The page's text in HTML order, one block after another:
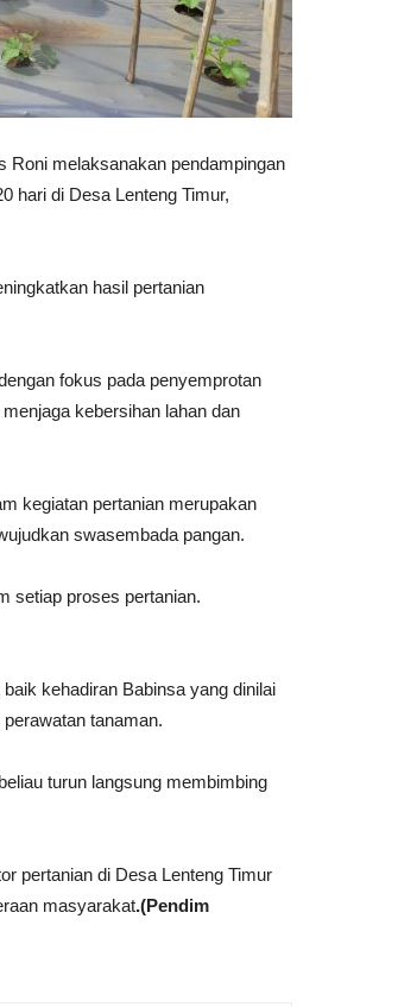
Roni melaksanakan pendampingan
hari di Desa Lenteng Timur,
hasil pertanian
fokus pada penyemprotan
kebersihan lahan dan
kegiatan pertanian merupakan
swasembada pangan.
setiap proses pertanian.
kehadiran Babinsa yang dinilai
tanaman.
turun langsung membimbing
pertanian di Desa Lenteng Timur
masyarakat.(Pendim